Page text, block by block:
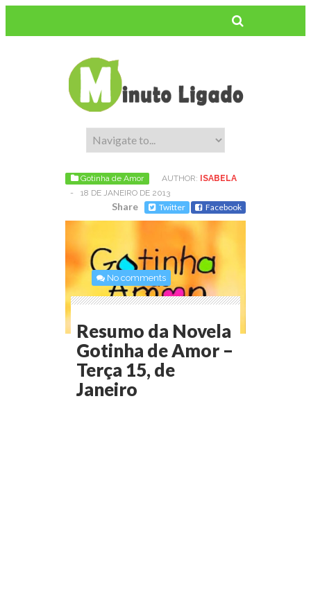
Gotinha de Amor AUTHOR: ISABELA
-
18 DE JANEIRO DE 2013
Share Twitter Facebook
No comments
Resumo da Novela
Gotinha de Amor –
Terça 15, de
Janeiro